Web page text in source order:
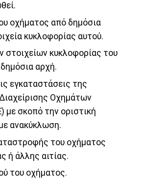
οχήματος από δημόσια
κυκλοφορίας αυτού.
στοιχείων κυκλοφορίας του
αρχή.
εγκαταστάσεις της
Οχημάτων
με σκοπό την οριστική
ανακύκλωση.
του οχήματος
ή άλλης αιτίας.
του οχήματος.